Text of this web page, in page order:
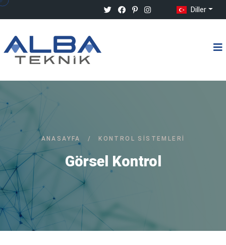
Diller
ANASAYFA / KONTROL SISTEMLERI
Görsel Kontrol